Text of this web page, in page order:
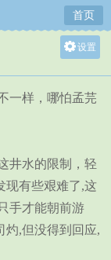
首页
设置
大
一样，哪怕孟芫
井水的限制，轻
现有些艰难了,这
手才能朝前游
灼,但没得到回应,